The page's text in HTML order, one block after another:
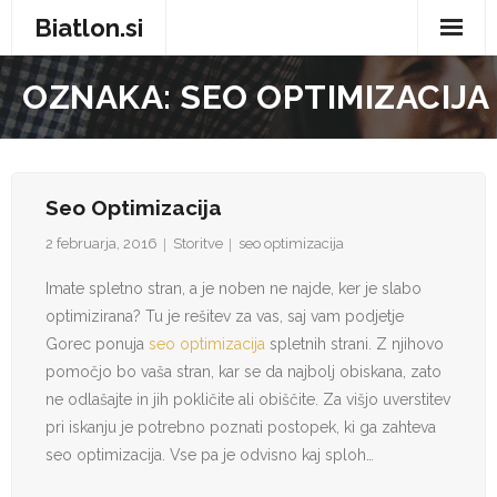
Biatlon.si
Domov
Zdravje in nega
Vse za dom
Zabava in prosti čas
Avtomobilizem
Moda
OZNAKA:SEO OPTIMIZACIJA
Seo Optimizacija
2 februarja, 2016 Storitve seo optimizacija
Imate spletno stran, a je noben ne najde, ker je slabo
optimizirana? Tu je rešitev za vas, saj vam podjetje
Gorec ponuja seo optimizacija spletnih strani. Z njihovo
pomočjo bo vaša stran, kar se da najbolj obiskana, zato
ne odlašajte in jih pokličite ali obiščite. Za višjo uverstitev
pri iskanju je potrebno poznati postopek, ki ga zahteva
seo optimizacija. Vse pa je odvisno kaj sploh…